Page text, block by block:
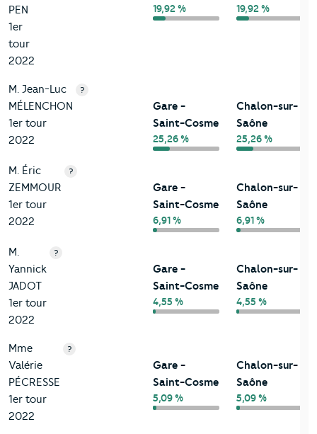
PEN
1er
tour
2022
19,92 % 19,92 %
M. Jean-Luc
MÉLENCHON
1er tour
2022
?
Gare -
Saint-Cosme
25,26 %
Chalon-sur-
Saône
25,26 %
M. Éric
ZEMMOUR
1er tour
2022
?
Gare -
Saint-Cosme
6,91 %
Chalon-sur-
Saône
6,91 %
M.
Yannick
JADOT
1er tour
2022
?
Gare -
Saint-Cosme
4,55 %
Chalon-sur-
Saône
4,55 %
Mme
Valérie
PÉCRESSE
1er tour
2022
?
Gare -
Saint-Cosme
5,09 %
Chalon-sur-
Saône
5,09 %